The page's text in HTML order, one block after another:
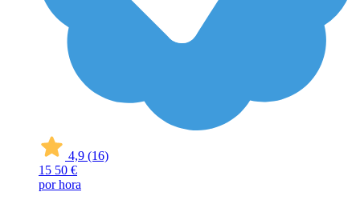
4,9 (16)
15 50 €
por hora